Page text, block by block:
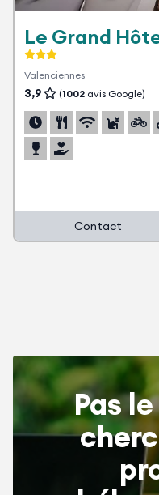
Le Grand
Valenciennes
3,9 (1002avis Google)
Contact
Pas